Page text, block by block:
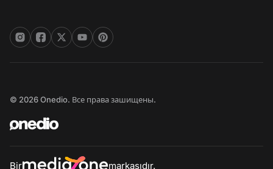
© 2026 Onedio. Все права зашищены.
Bir markasıdır.